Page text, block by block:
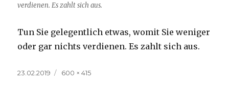
verdienen. Es zahlt sich aus.
Tun Sie gelegentlich etwas, womit Sie weniger
oder gar nichts verdienen. Es zahlt sich aus.
Veröffentlicht
23.02.2019
Volle
600 × 415